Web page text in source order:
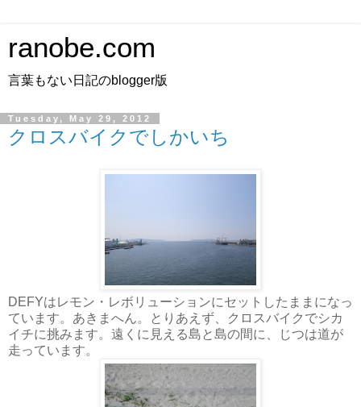
ranobe.com
言葉もない日記のblogger版
Tuesday, May 29, 2012
クロスバイクでしかいち
DEFYはレモン・レボリューションにセットしたままになっ
ています。あきまへん。とりあえず、クロスバイクでシカ
イチに挑みます。遠くに見える島と島の間に、じつは道が
走っています。